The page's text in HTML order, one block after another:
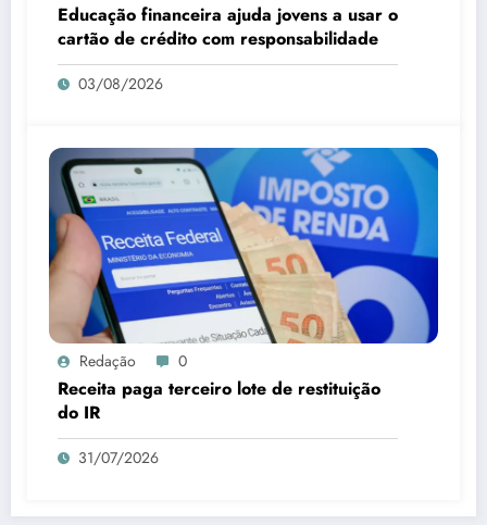
Educação financeira ajuda jovens a usar o
cartão de crédito com responsabilidade
03/08/2026
Redação 0
Receita paga terceiro lote de restituição
do IR
31/07/2026